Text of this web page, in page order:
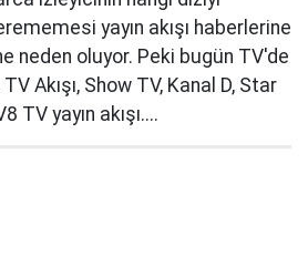
yayın akışı haberlerine
neden oluyor. Peki bugün TV'de
Akışı, Show TV, Kanal D, Star
TV yayın akışı....